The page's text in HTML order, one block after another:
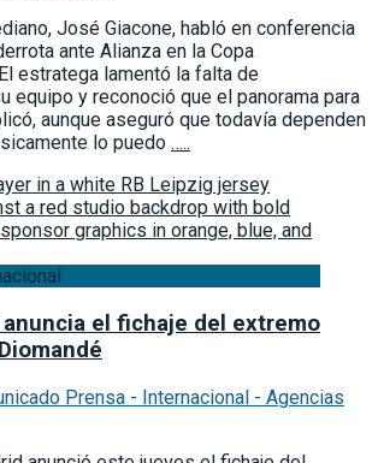
José Giacone, habló en conferencia
ante Alianza en la Copa
estratega lamentó la falta de
equipo y reconoció que el panorama para
aunque aseguró que todavía dependen
lo puedo …..
anuncia el fichaje del extremo
Prensa - Internacional - Agencias